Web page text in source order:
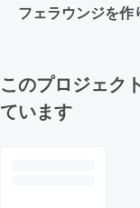
フェラウンジを作
このプロジェク
ています